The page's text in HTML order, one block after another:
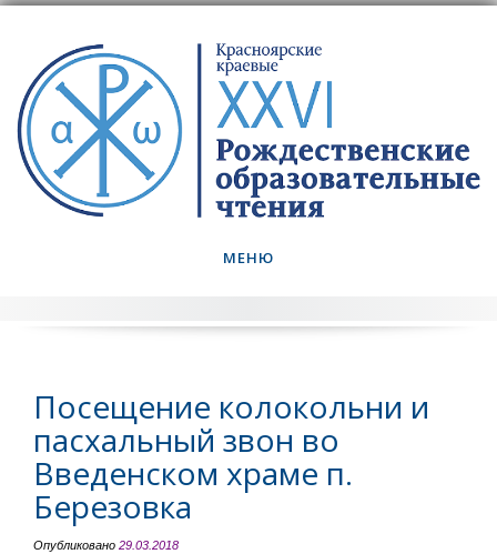
content
МЕНЮ
Посещение колокольни и
пасхальный звон во
Введенском храме п.
Березовка
Опубликовано 29.03.2018